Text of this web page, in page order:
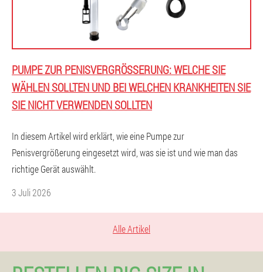
PUMPE ZUR PENISVERGRÖSSERUNG: WELCHE SIE W
ÄHLEN SOLLTEN UND BEI WELCHEN KRANKHEITEN SIE S
IE NICHT VERWENDEN SOLLTEN
In diesem Artikel wird erklärt, wie eine Pumpe zur
Penisvergrößerung eingesetzt wird, was sie ist und wie man das
richtige Gerät auswählt.
3 Juli 2026
Alle Artikel